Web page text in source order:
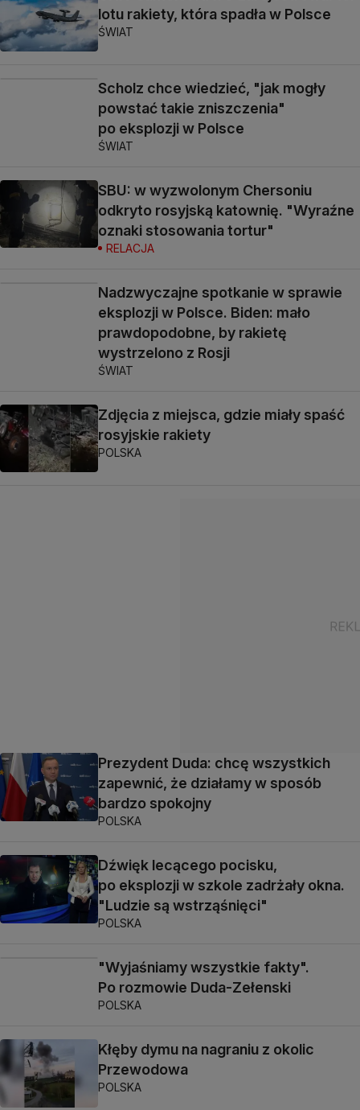
lotu rakiety, która spadła w Polsce
ŚWIAT
Scholz chce wiedzieć, "jak mogły
powstać takie zniszczenia"
po eksplozji w Polsce
ŚWIAT
SBU: w wyzwolonym Chersoniu
odkryto rosyjską katownię. "Wyraźne
oznaki stosowania tortur"
RELACJA
Nadzwyczajne spotkanie w sprawie
eksplozji w Polsce. Biden: mało
prawdopodobne, by rakietę
wystrzelono z Rosji
ŚWIAT
Zdjęcia z miejsca, gdzie miały spaść
rosyjskie rakiety
POLSKA
Prezydent Duda: chcę wszystkich
zapewnić, że działamy w sposób
bardzo spokojny
POLSKA
Dźwięk lecącego pocisku,
po eksplozji w szkole zadrżały okna.
"Ludzie są wstrząśnięci"
POLSKA
"Wyjaśniamy wszystkie fakty".
Po rozmowie Duda-Zełenski
POLSKA
Kłęby dymu na nagraniu z okolic
Przewodowa
POLSKA